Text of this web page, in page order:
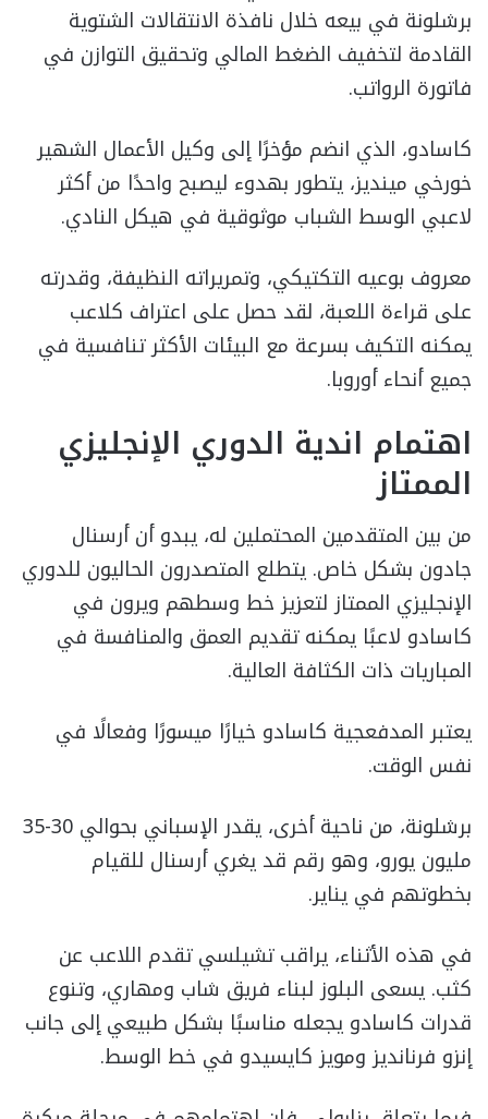
برشلونة في بيعه خلال نافذة الانتقالات الشتوية
القادمة لتخفيف الضغط المالي وتحقيق التوازن في
فاتورة الرواتب.
كاسادو، الذي انضم مؤخرًا إلى وكيل الأعمال الشهير
خورخي مينديز، يتطور بهدوء ليصبح واحدًا من أكثر
لاعبي الوسط الشباب موثوقية في هيكل النادي.
معروف بوعيه التكتيكي، وتمريراته النظيفة، وقدرته
على قراءة اللعبة، لقد حصل على اعتراف كلاعب
يمكنه التكيف بسرعة مع البيئات الأكثر تنافسية في
جميع أنحاء أوروبا.
اهتمام اندية الدوري الإنجليزي
الممتاز
من بين المتقدمين المحتملين له، يبدو أن أرسنال
جادون بشكل خاص. يتطلع المتصدرون الحاليون للدوري
الإنجليزي الممتاز لتعزيز خط وسطهم ويرون في
كاسادو لاعبًا يمكنه تقديم العمق والمنافسة في
المباريات ذات الكثافة العالية.
يعتبر المدفعجية كاسادو خيارًا ميسورًا وفعالًا في
نفس الوقت.
برشلونة، من ناحية أخرى، يقدر الإسباني بحوالي 30-35
مليون يورو، وهو رقم قد يغري أرسنال للقيام
بخطوتهم في يناير.
في هذه الأثناء، يراقب تشيلسي تقدم اللاعب عن
كثب. يسعى البلوز لبناء فريق شاب ومهاري، وتنوع
قدرات كاسادو يجعله مناسبًا بشكل طبيعي إلى جانب
إنزو فرنانديز ومويز كايسيدو في خط الوسط.